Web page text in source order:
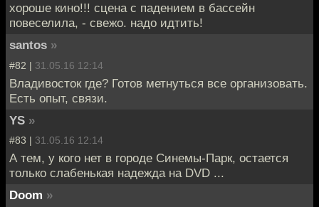
хороше кино!!! сцена с падением в бассейн
повеселила, - свежо. надо идтить!
santos »
#82 | 31.05.16 12:14
Владивосток где? Готов метнуться все организовать.
Есть опыт, связи.
YS »
#83 | 31.05.16 12:14
А тем, у кого нет в городе Синемы-Парк, остается
только слабенькая надежда на DVD ...
Doom »